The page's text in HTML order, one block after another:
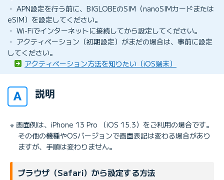
・ APN設定を行う前に、BIGLOBEのSIM（nanoSIMカードまたは
eSIM）を設定してください。
・ Wi-Fiでインターネットに接続してから設定してください。
・ アクティベーション（初期設定）がまだの場合は、事前に設定
してください。
アクティベーション方法を知りたい（iOS端末）
説明
※ 画面例は、iPhone 13 Pro （iOS 15.3）をご利用の場合です。
その他の機種やOSバージョンで画面表記は変わる場合があり
ますが、手順は変わりません。
ブラウザ（Safari）から設定する方法